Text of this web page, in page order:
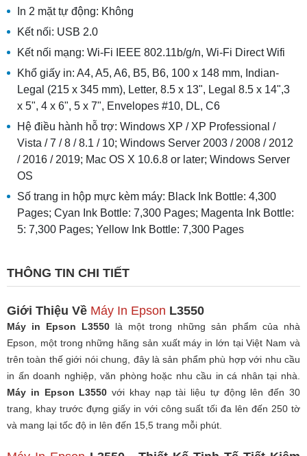
In 2 mặt tự động: Không
Kết nối: USB 2.0
Kết nối mạng: Wi-Fi IEEE 802.11b/g/n, Wi-Fi Direct Wifi
Khổ giấy in: A4, A5, A6, B5, B6, 100 x 148 mm, Indian-
Legal (215 x 345 mm), Letter, 8.5 x 13", Legal 8.5 x 14",3
x 5", 4 x 6", 5 x 7", Envelopes #10, DL, C6
Hệ điều hành hỗ trợ: Windows XP / XP Professional /
Vista / 7 / 8 / 8.1 / 10; Windows Server 2003 / 2008 / 2012
/ 2016 / 2019; Mac OS X 10.6.8 or later; Windows Server
OS
Số trang in hộp mực kèm máy: Black Ink Bottle: 4,300
Pages; Cyan Ink Bottle: 7,300 Pages; Magenta Ink Bottle:
5: 7,300 Pages; Yellow Ink Bottle: 7,300 Pages
THÔNG TIN CHI TIẾT
Giới Thiệu Về Máy In Epson L3550
Máy in Epson L3550là một trong những sản phẩm của nhà
Epson, một trong những hãng sản xuất máy in lớn tại Việt Nam và
trên toàn thế giới nói chung, đây là sản phẩm phù hợp với nhu cầu
in ấn doanh nghiệp, văn phòng hoặc nhu cầu in cá nhân tại nhà.
Máy in Epson L3550 với khay nạp tài liệu tự động lên đến 30
trang, khay trước đựng giấy in với công suất tối đa lên đến 250 tờ
và mang lại tốc độ in lên đến 15,5 trang mỗi phút.